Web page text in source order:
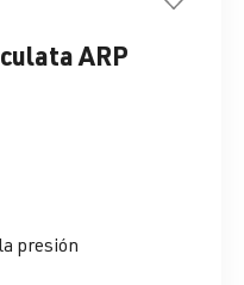
estrellas
ARP
presión